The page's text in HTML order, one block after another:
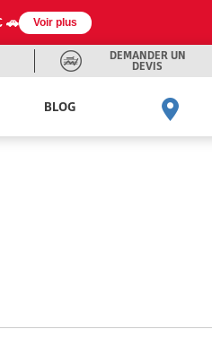
🚗 Voir plus
DEMANDER UN
DEVIS
BLOG